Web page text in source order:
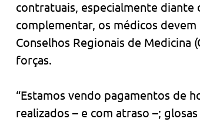
contratuais, especialmente diante
complementar, os médicos
Conselhos Regionais de Medicina
forças.
“Estamos vendo pagamentos de
realizados – e com atraso –;